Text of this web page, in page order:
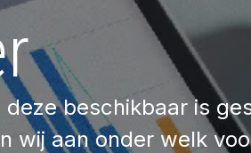
deze beschikbaar is
wij aan onder welk